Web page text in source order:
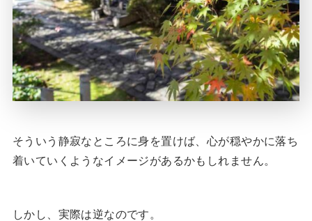
そういう静寂なところに身を置けば、心が穏やかに落ち
着いていくようなイメージがあるかもしれません。
しかし、実際は逆なのです。